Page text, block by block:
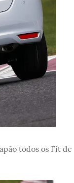
todos os Fit de